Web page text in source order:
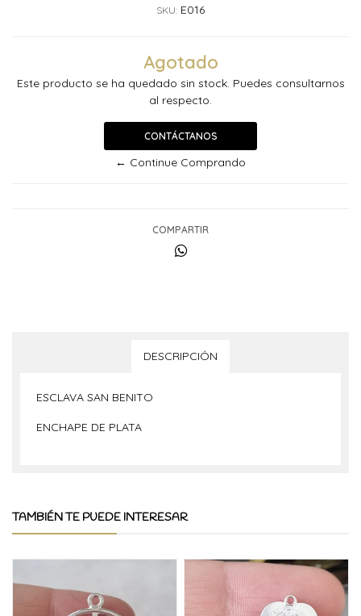
SKU: E016
Agotado
Este producto se ha quedado sin stock. Puedes consultarnos
al respecto.
CONTÁCTANOS
← Continue Comprando
COMPARTIR
DESCRIPCIÓN
ESCLAVA SAN BENITO
ENCHAPE DE PLATA
TAMBIÉN TE PUEDE INTERESAR